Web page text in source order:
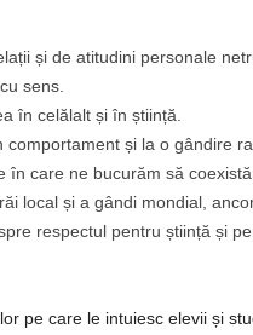
și de atitudini personale
sens.
în celălalt și în știință.
și la o gândire
care ne bucurăm să
local și a gândi mondial,
respectul pentru știință și
pe care le intuiesc elevii și